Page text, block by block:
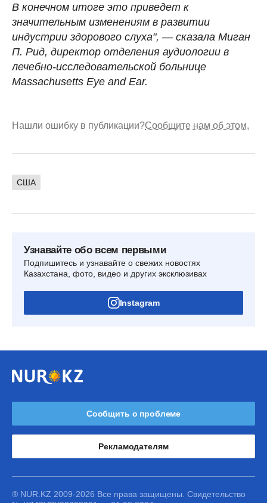
В конечном итоге это приведет к
значительным изменениям в развитии
индустрии здорового слуха", — сказала Миган
П. Рид, директор отделения аудиологии в
лечебно-исследовательской больнице
Massachusetts Eye and Ear.
Нашли ошибку в публикации?Сообщите нам об этом.
США
Узнавайте обо всем первыми
Подпишитесь и узнавайте о свежих новостях
Казахстана, фото, видео и других эксклюзивах
Instagram
Сообщить о проблеме
Рекламодателям
® NUR.KZ 2009-2026 Все права защищены. Свидетельство